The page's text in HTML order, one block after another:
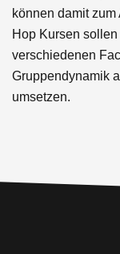
können damit
Hop Kursen
verschiedenen
Gruppendynamik
umsetzen.